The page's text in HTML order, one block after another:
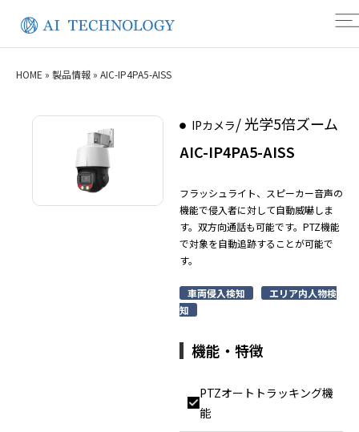
HOME » 製品情報 » AIC-IP4PA5-AISS
IPカメラ/ 光学5倍ズーム
AIC-IP4PA5-AISS
フラッシュライト、スピーカー音声の
機能で侵入者に対して自動威嚇しま
す。双方向通話も可能です。PTZ機能
で対象を自動追跡することが可能で
す。
車両侵入検知
エリア内人物検
知
機能・特徴
PTZオートトラッキング機
能